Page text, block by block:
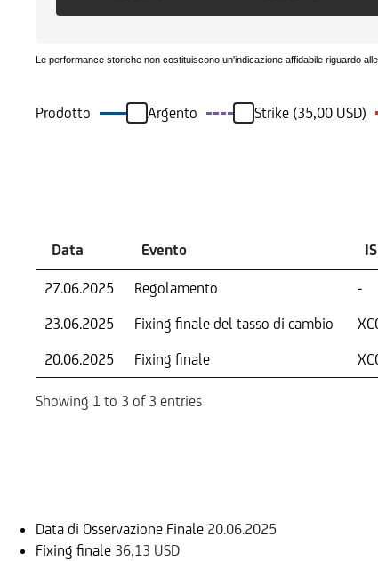
Le performance storiche non costituiscono un'indicazione affidabile riguardo
Prodotto Argento Strike (35,00 USD)
Data Evento
27.06.2025 Regolamento -
23.06.2025
Fixing finale del tasso di cambio
20.06.2025
Fixing finale
Showing 1 to 3 of 3 entries
Data di Osservazione Finale 20.06.2025
Fixing finale 36,13 USD